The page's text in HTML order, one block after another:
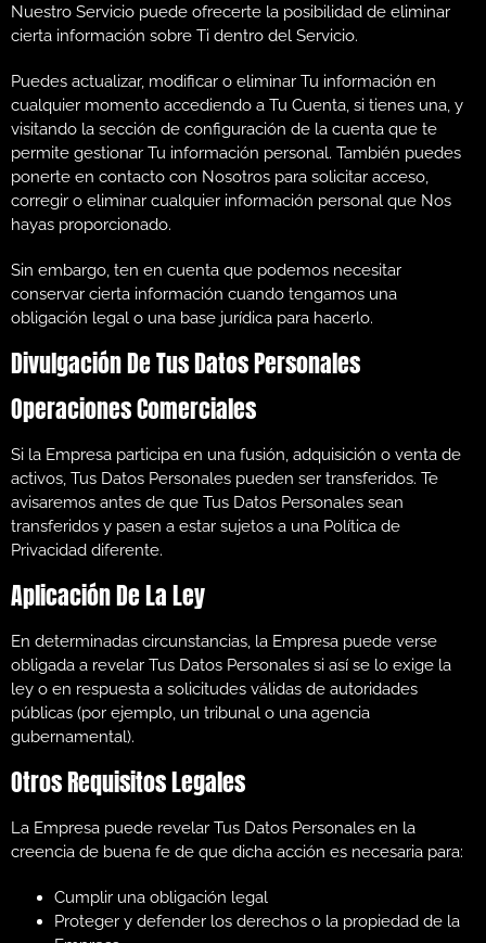
Nuestro Servicio puede ofrecerte la posibilidad de eliminar
cierta información sobre Ti dentro del Servicio.
Puedes actualizar, modificar o eliminar Tu información en
cualquier momento accediendo a Tu Cuenta, si tienes una, y
visitando la sección de configuración de la cuenta que te
permite gestionar Tu información personal. También puedes
ponerte en contacto con Nosotros para solicitar acceso,
corregir o eliminar cualquier información personal que Nos
hayas proporcionado.
Sin embargo, ten en cuenta que podemos necesitar
conservar cierta información cuando tengamos una
obligación legal o una base jurídica para hacerlo.
Divulgación De Tus Datos Personales
Operaciones Comerciales
Si la Empresa participa en una fusión, adquisición o venta de
activos, Tus Datos Personales pueden ser transferidos. Te
avisaremos antes de que Tus Datos Personales sean
transferidos y pasen a estar sujetos a una Política de
Privacidad diferente.
Aplicación De La Ley
En determinadas circunstancias, la Empresa puede verse
obligada a revelar Tus Datos Personales si así se lo exige la
ley o en respuesta a solicitudes válidas de autoridades
públicas (por ejemplo, un tribunal o una agencia
gubernamental).
Otros Requisitos Legales
La Empresa puede revelar Tus Datos Personales en la
creencia de buena fe de que dicha acción es necesaria para:
Cumplir una obligación legal
Proteger y defender los derechos o la propiedad de la